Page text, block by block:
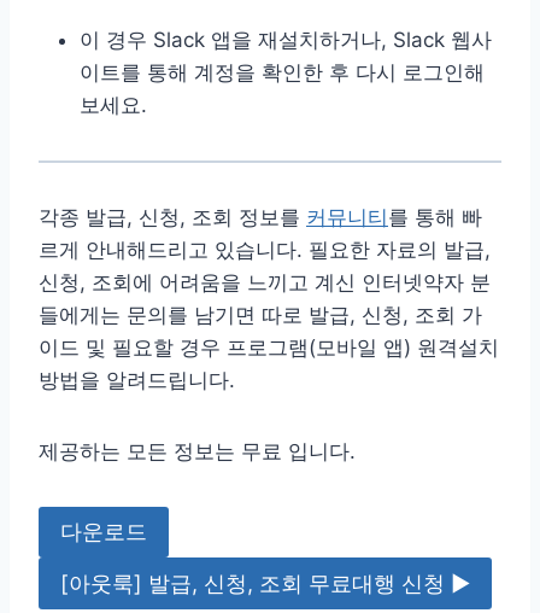
이 경우 Slack 앱을 재설치하거나, Slack 웹사
이트를 통해 계정을 확인한 후 다시 로그인해
보세요.
각종 발급, 신청, 조회 정보를 커뮤니티 를 통해 빠
르게 안내해드리고 있습니다. 필요한 자료의 발급,
신청, 조회에 어려움을 느끼고 계신 인터넷약자 분
들에게는 문의를 남기면 따로 발급, 신청, 조회 가
이드 및 필요할 경우 프로그램(모바일 앱) 원격설치
방법을 알려드립니다.
제공하는 모든 정보는 무료 입니다.
다운로드
[아웃룩] 발급, 신청, 조회 무료대행 신청 ▶